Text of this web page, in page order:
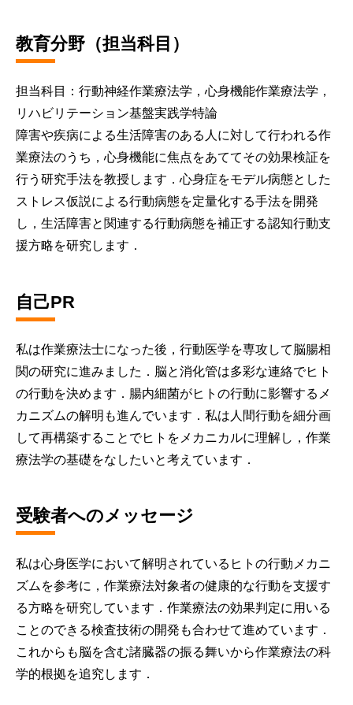
教育分野（担当科目）
担当科目：行動神経作業療法学，心身機能作業療法学，
リハビリテーション基盤実践学特論
障害や疾病による生活障害のある人に対して行われる作
業療法のうち，心身機能に焦点をあててその効果検証を
行う研究手法を教授します．心身症をモデル病態とした
ストレス仮説による行動病態を定量化する手法を開発
し，生活障害と関連する行動病態を補正する認知行動支
援方略を研究します．
自己PR
私は作業療法士になった後，行動医学を専攻して脳腸相
関の研究に進みました．脳と消化管は多彩な連絡でヒト
の行動を決めます．腸内細菌がヒトの行動に影響するメ
カニズムの解明も進んでいます．私は人間行動を細分画
して再構築することでヒトをメカニカルに理解し，作業
療法学の基礎をなしたいと考えています．
受験者へのメッセージ
私は心身医学において解明されているヒトの行動メカニ
ズムを参考に，作業療法対象者の健康的な行動を支援す
る方略を研究しています．作業療法の効果判定に用いる
ことのできる検査技術の開発も合わせて進めています．
これからも脳を含む諸臓器の振る舞いから作業療法の科
学的根拠を追究します．